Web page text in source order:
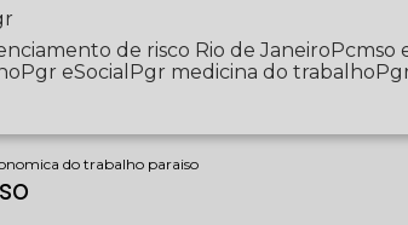
de risco Rio de Janeiro Pcmso
Pgr eSocial Pgr medicina do trabalho
do trabalho paraiso